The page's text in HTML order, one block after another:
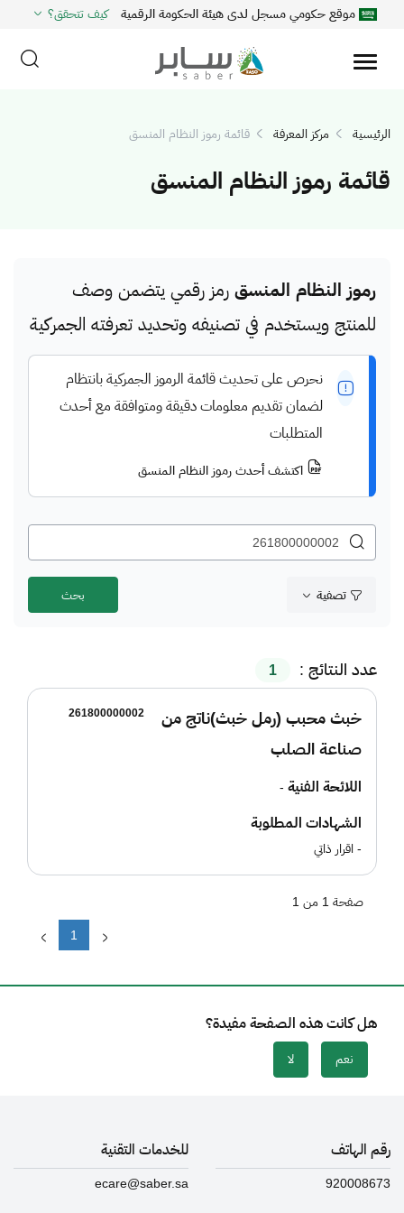
موقع حكومي مسجل لدى هيئة الحكومة الرقمية كيف تتحقق؟
الرئيسية مركز المعرفة قائمة رموز النظام المنسق
قائمة رموز النظام المنسق
رموز النظام المنسق رمز رقمي يتضمن وصف
للمنتج ويستخدم في تصنيفه وتحديد تعرفته الجمركية
نحرص على تحديث قائمة الرموز الجمركية بانتظام
لضمان تقديم معلومات دقيقة ومتوافقة مع أحدث
المتطلبات
اكتشف أحدث رموز النظام المنسق
تصفية
عدد النتائج : 1
261800000002
خبث محبب (رمل خبث)ناتج من
صناعة الصلب
اللائحة الفنية -
الشهادات المطلوبة
- اقرار ذاتي
1
صفحة 1 من 1
هل كانت هذه الصفحة مفيدة؟
نعم لا
رقم الهاتف
920008673
للخدمات التقنية
ecare@saber.sa